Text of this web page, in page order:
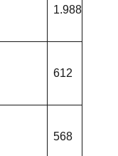
1.988
612
568